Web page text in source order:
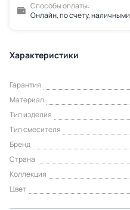
Способы оплаты:
Онлайн, по счету, наличными
Характеристики
Гарантия
Материал
Тип изделия
Тип смесителя
Бренд
Страна
Коллекция
Цвет